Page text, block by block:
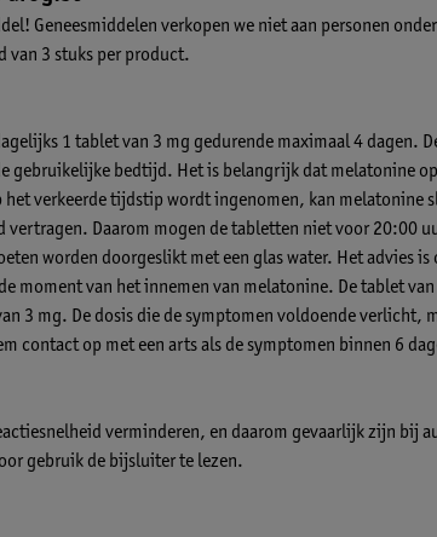
Geneesmiddelen verkopen we niet aan personen
van 3 stuks per product.
1 tablet van 3 mg gedurende maximaal 4 dagen.
gebruikelijke bedtijd. Het is belangrijk dat melatonine
verkeerde tijdstip wordt ingenomen, kan melatonine
vertragen. Daarom mogen de tabletten niet voor 20:00
worden doorgeslikt met een glas water. Het advies is
moment van het innemen van melatonine. De tablet
3 mg. De dosis die de symptomen voldoende verlicht,
contact op met een arts als de symptomen binnen 6
verminderen, en daarom gevaarlijk zijn bij
gebruik de bijsluiter te lezen.